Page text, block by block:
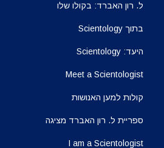
ל. רון האברד: בקולו שלו
בתוך Scientology
היעד: Scientology
Meet a Scientologist
קולות למען האנושות
ספריית ל. רון האברד מציגה
I am a Scientologist